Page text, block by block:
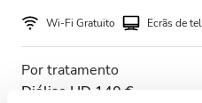
Instalações
Wi-Fi Gratuito
Wi-Fi Gratuito Ecrãs de
Por tratamento
Diálise HD 140 €